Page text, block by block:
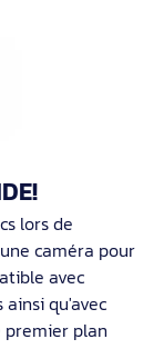
lors de
caméra pour
avec
ainsi qu'avec
premier plan